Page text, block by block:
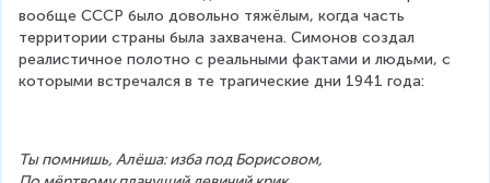
вообще СССР было довольно тяжёлым, когда часть
территории страны была захвачена. Симонов создал
реалистичное полотно с реальными фактами и людьми, с
которыми встречался в те трагические дни 1941 года:
Ты помнишь, Алёша: изба под Борисовом,